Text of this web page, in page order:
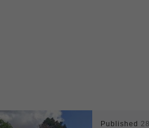
Published